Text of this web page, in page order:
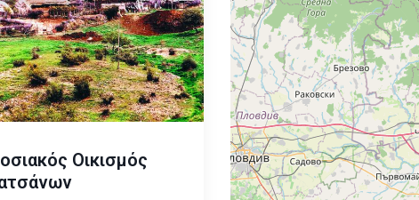
Οικισμός